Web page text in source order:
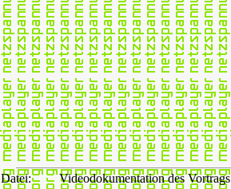
Datei: Videodokumentation des Vortrags